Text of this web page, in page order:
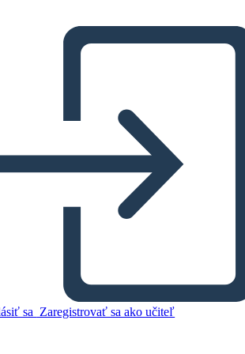
sa Zaregistrovať sa ako učiteľ